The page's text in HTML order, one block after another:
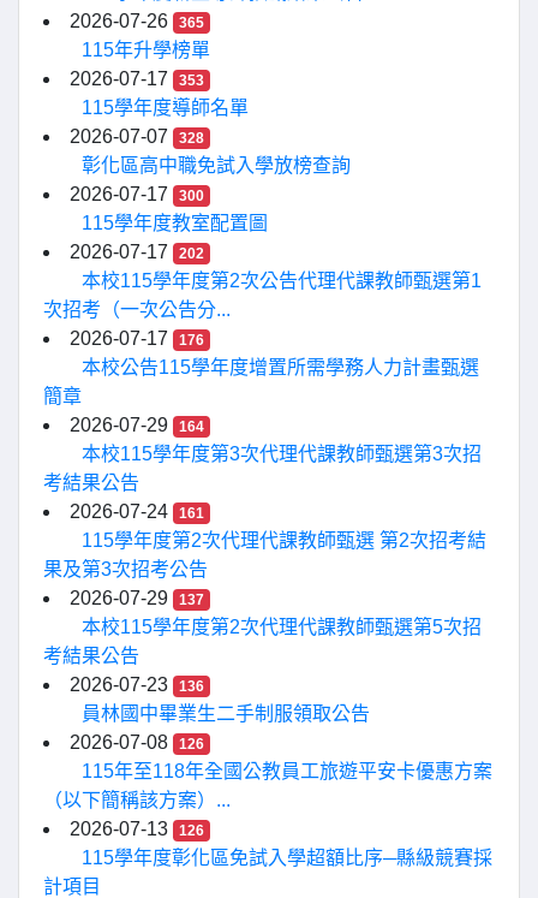
2026-07-26
365
115年升學榜單
2026-07-17
353
115學年度導師名單
2026-07-07
328
彰化區高中職免試入學放榜查詢
2026-07-17
300
115學年度教室配置圖
2026-07-17
202
本校115學年度第2次公告代理代課教師甄選第1
次招考（一次公告分...
2026-07-17
176
本校公告115學年度增置所需學務人力計畫甄選
簡章
2026-07-29
164
本校115學年度第3次代理代課教師甄選第3次招
考結果公告
2026-07-24
161
115學年度第2次代理代課教師甄選 第2次招考結
果及第3次招考公告
2026-07-29
137
本校115學年度第2次代理代課教師甄選第5次招
考結果公告
2026-07-23
136
員林國中畢業生二手制服領取公告
2026-07-08
126
115年至118年全國公教員工旅遊平安卡優惠方案
（以下簡稱該方案）...
2026-07-13
126
115學年度彰化區免試入學超額比序─縣級競賽採
計項目